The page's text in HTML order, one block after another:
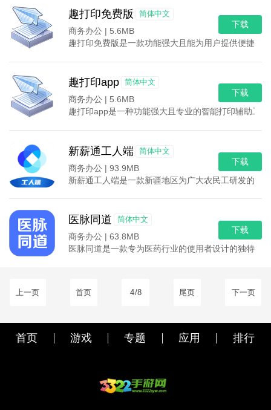
趣打印免费版 简体中文
商务办公 | 5.6MB
趣打印免费版是一款功能强大且能为用户提供便捷打
下载
趣打印app 简体中文
商务办公 | 5.6MB
趣打印app是一种功能强大且专业的智能打印辅助工
下载
新薪通工人端 简体中文
商务办公 | 93.9MB
新薪通工人端是一款新疆地区为广大农民工研发的高
下载
医脉同道 简体中文
商务办公 | 63.8MB
医脉同道是一款专为医药行业的使用者设计的独特招
下载
上一页 首页 4/8 尾页 下一页
首页 游戏 专题 应用 排行